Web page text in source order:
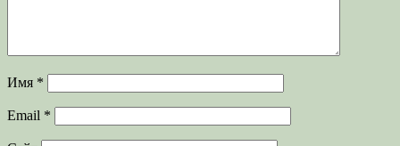
Имя *
Email *